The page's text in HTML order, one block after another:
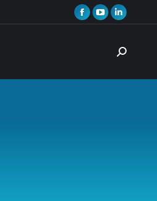
Facebook
new
YouTube
opens
new
Linkedin
opens
new
Search: